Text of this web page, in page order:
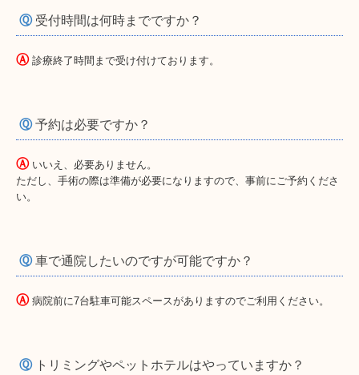
Ⓠ 受付時間は何時までですか？
Ⓐ 診療終了時間まで受け付けております。
Ⓠ予約は必要ですか？
Ⓐ いいえ、必要ありません。
ただし、手術の際は準備が必要になりますので、事前にご予約くださ
い。
Ⓠ車で通院したいのですが可能ですか？
Ⓐ 病院前に7台駐車可能スペースがありますのでご利用ください。
Ⓠ トリミングやペットホテルはやっていますか？